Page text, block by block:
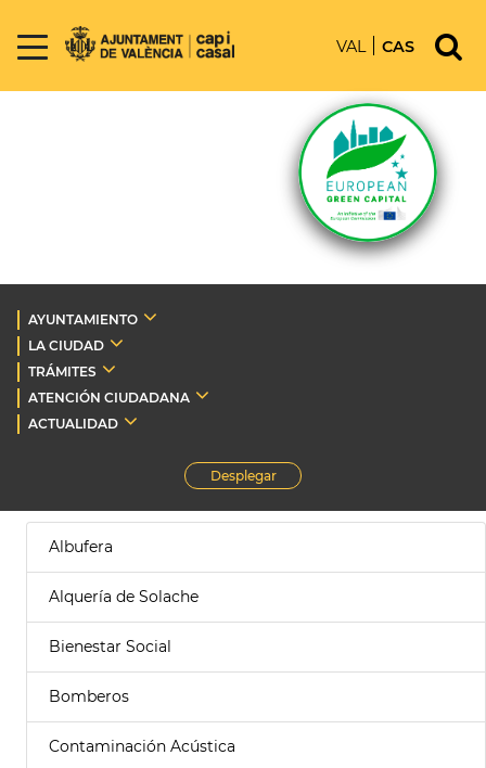
VAL CAS
AYUNTAMIENTO
LA CIUDAD
TRÁMITES
ATENCIÓN CIUDADANA
ACTUALIDAD
Desplegar
Albufera
Alquería de Solache
Bienestar Social
Bomberos
Contaminación Acústica